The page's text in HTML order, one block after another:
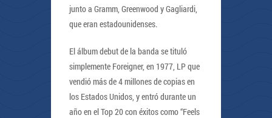
junto a Gramm, Greenwood y Gagliardi,
que eran estadounidenses.
El álbum debut de la banda se tituló
simplemente Foreigner, en 1977, LP que
vendió más de 4 millones de copias en
los Estados Unidos, y entró durante un
año en el Top 20 con éxitos como “Feels